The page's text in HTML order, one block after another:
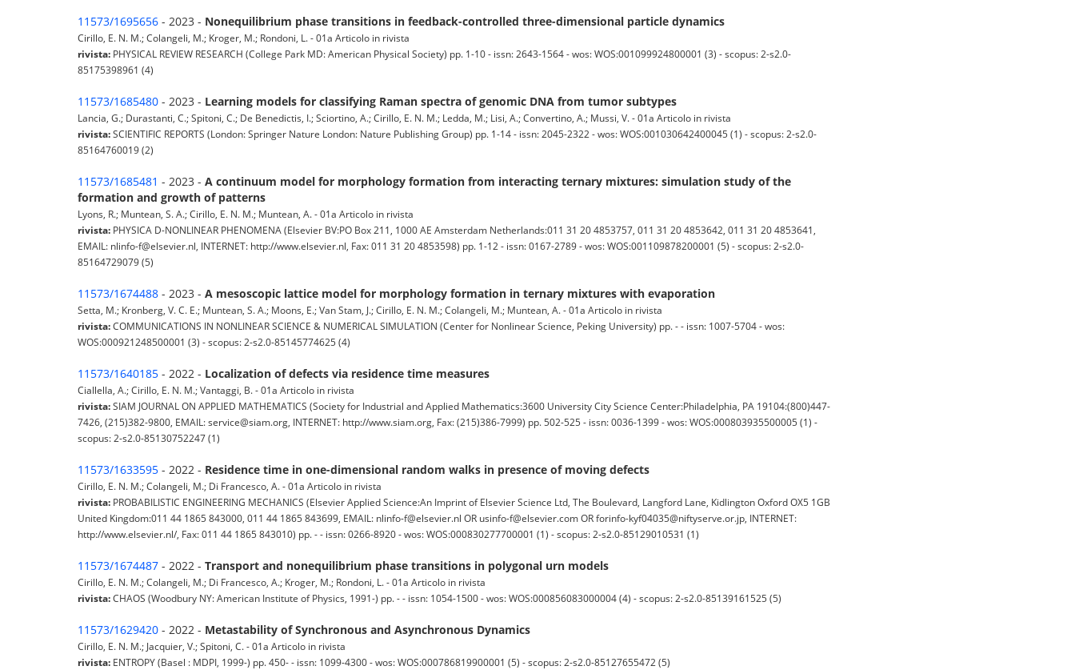
11573/1695656 - 2023 - Nonequilibrium phase transitions in feedback-controlled three-dimensional particle dynamics
Cirillo, E. N. M.; Colangeli, M.; Kroger, M.; Rondoni, L. - 01a Articolo in rivista
rivista: PHYSICAL REVIEW RESEARCH (College Park MD: American Physical Society) pp. 1-10 - issn: 2643-1564 - wos: WOS:001099924800001 (3) - scopus: 2-s2.0-
85175398961 (4)
11573/1685480 - 2023 - Learning models for classifying Raman spectra of genomic DNA from tumor subtypes
Lancia, G.; Durastanti, C.; Spitoni, C.; De Benedictis, I.; Sciortino, A.; Cirillo, E. N. M.; Ledda, M.; Lisi, A.; Convertino, A.; Mussi, V. - 01a Articolo in rivista
rivista:SCIENTIFIC REPORTS (London: Springer Nature London: Nature Publishing Group) pp. 1-14 - issn: 2045-2322 - wos: WOS:001030642400045 (1) - scopus: 2-s2.0-
85164760019 (2)
11573/1685481 - 2023 - A continuum model for morphology formation from interacting ternary mixtures: simulation study of the
formation and growth of patterns
Lyons, R.; Muntean, S. A.; Cirillo, E. N. M.; Muntean, A. - 01a Articolo in rivista
rivista: PHYSICA D-NONLINEAR PHENOMENA (Elsevier BV:PO Box 211, 1000 AE Amsterdam Netherlands:011 31 20 4853757, 011 31 20 4853642, 011 31 20 4853641,
EMAIL: nlinfo-f@elsevier.nl, INTERNET: http://www.elsevier.nl, Fax: 011 31 20 4853598) pp. 1-12 - issn: 0167-2789 - wos: WOS:001109878200001 (5) - scopus: 2-s2.0-
85164729079 (5)
11573/1674488 - 2023 - A mesoscopic lattice model for morphology formation in ternary mixtures with evaporation
Setta, M.; Kronberg, V. C. E.; Muntean, S. A.; Moons, E.; Van Stam, J.; Cirillo, E. N. M.; Colangeli, M.; Muntean, A. - 01a Articolo in rivista
rivista:COMMUNICATIONS IN NONLINEAR SCIENCE & NUMERICAL SIMULATION (Center for Nonlinear Science, Peking University) pp. - - issn: 1007-5704 - wos:
WOS:000921248500001 (3) - scopus: 2-s2.0-85145774625 (4)
11573/1640185 - 2022 - Localization of defects via residence time measures
Ciallella, A.; Cirillo, E. N. M.; Vantaggi, B. - 01a Articolo in rivista
rivista:SIAM JOURNAL ON APPLIED MATHEMATICS (Society for Industrial and Applied Mathematics:3600 University City Science Center:Philadelphia, PA 19104:(800)447-
7426, (215)382-9800, EMAIL: service@siam.org, INTERNET: http://www.siam.org, Fax: (215)386-7999) pp. 502-525 - issn: 0036-1399 - wos: WOS:000803935500005 (1) -
scopus: 2-s2.0-85130752247 (1)
11573/1633595 - 2022 - Residence time in one-dimensional random walks in presence of moving defects
Cirillo, E. N. M.; Colangeli, M.; Di Francesco, A. - 01a Articolo in rivista
rivista: PROBABILISTIC ENGINEERING MECHANICS (Elsevier Applied Science:An Imprint of Elsevier Science Ltd, The Boulevard, Langford Lane, Kidlington Oxford OX5 1GB
United Kingdom:011 44 1865 843000, 011 44 1865 843699, EMAIL: nlinfo-f@elsevier.nl OR usinfo-f@elsevier.com OR forinfo-kyf04035@niftyserve.or.jp, INTERNET:
http://www.elsevier.nl/, Fax: 011 44 1865 843010) pp. - - issn: 0266-8920 - wos: WOS:000830277700001 (1) - scopus: 2-s2.0-85129010531 (1)
11573/1674487 - 2022 - Transport and nonequilibrium phase transitions in polygonal urn models
Cirillo, E. N. M.; Colangeli, M.; Di Francesco, A.; Kroger, M.; Rondoni, L. - 01a Articolo in rivista
rivista:CHAOS (Woodbury NY: American Institute of Physics, 1991-) pp. - - issn: 1054-1500 - wos: WOS:000856083000004 (4) - scopus: 2-s2.0-85139161525 (5)
11573/1629420 - 2022 - Metastability of Synchronous and Asynchronous Dynamics
Cirillo, E. N. M.; Jacquier, V.; Spitoni, C. - 01a Articolo in rivista
rivista: ENTROPY (Basel : MDPI, 1999-) pp. 450- - issn: 1099-4300 - wos: WOS:000786819900001 (5) - scopus: 2-s2.0-85127655472 (5)